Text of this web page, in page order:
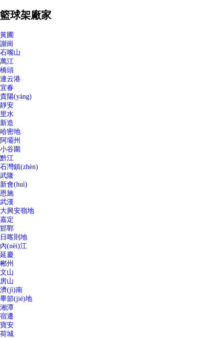
籃球架廠家
黃圃
謝崗
石嘴山
萬江
橋頭
連云港
宜春
貴陽(yáng)
靜安
里水
新造
哈密地
阿壩州
小谷圍
黔江
石灣鎮(zhèn)
武隆
新會(huì)
恩施
武漢
大興安嶺地
嘉定
邯鄲
日喀則地
內(nèi)江
延慶
郴州
文山
房山
濟(jì)南
畢節(jié)地
湘潭
宿遷
寶安
荷城